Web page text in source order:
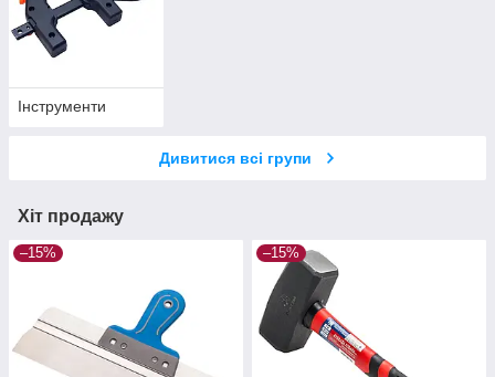
Інструменти
Дивитися всі групи
Хіт продажу
–15% –15%